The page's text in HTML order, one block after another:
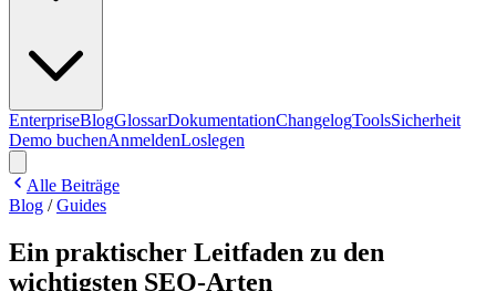
EnterpriseBlogGlossarDokumentationChangelogToolsSicherheit
Demo buchenAnmeldenLoslegen
Alle Beiträge
Blog /Guides
Ein praktischer Leitfaden zu den
wichtigsten SEO-Arten